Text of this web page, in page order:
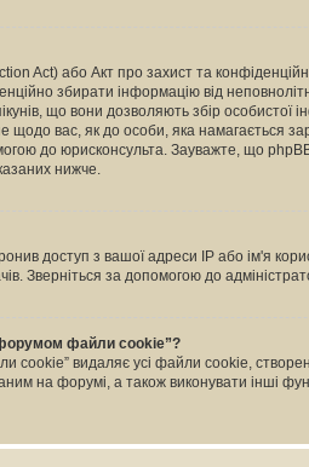
Act) або Акт про захист та
збирати інформацію від
що вони дозволяють збір
щодо вас, як до особи, яка намагається
до юрисконсульта. Зауважте, що
нижче.
доступ з вашої адреси IP або ім'я
Зверніться за допомогою до
файли cookie”?
cookie” видаляє усі файли cookie,
на форумі, а також виконувати інші